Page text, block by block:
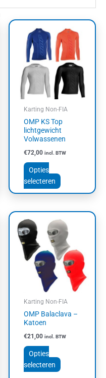
Karting Non-FIA
OMP KS Top
lichtgewicht
Volwassenen
€72,00 incl. BTW
Opties
selecteren
product
heeft
meerdere
variaties.
Deze
optie
worden
op
Karting Non-FIA
OMP Balaclava –
Katoen
€21,00 incl. BTW
Opties
selecteren
Dit
product
heeft
meerdere
variaties.
Deze
optie
worden
de